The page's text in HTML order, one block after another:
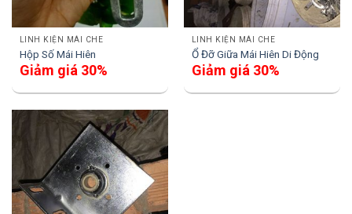
LINH KIỆN MÁI CHE
Hộp Số Mái Hiên
Giảm giá 30%
LINH KIỆN MÁI CHE
Ổ Đỡ Giữa Mái Hiên Di Động
Giảm giá 30%